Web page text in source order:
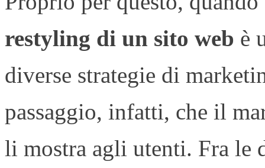
restyling di un sito web è
diverse strategie di
passaggio, infatti, che il
li mostra agli utenti. Fra le